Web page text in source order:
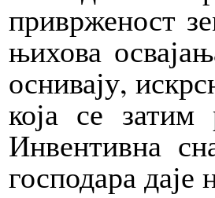
приврженост
њихова
оснивају,
која се затим
Инвентивна
господара даје